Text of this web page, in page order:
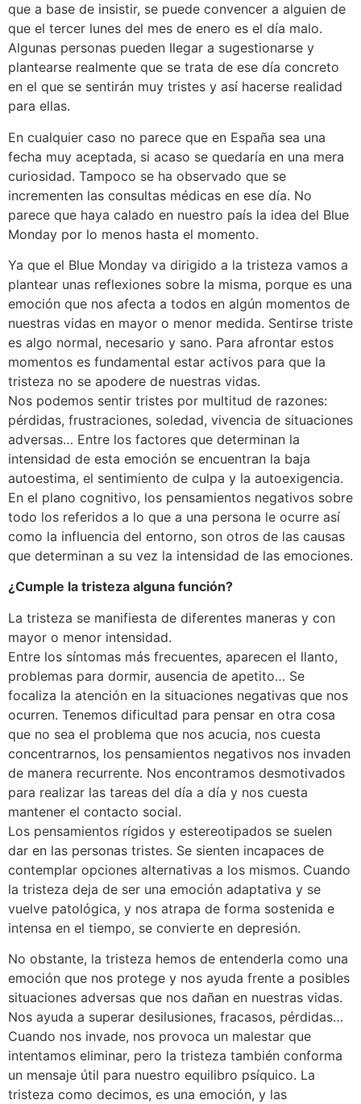
que a base de insistir, se puede convencer a alguien de
que el tercer lunes del mes de enero es el día malo.
Algunas personas pueden llegar a sugestionarse y
plantearse realmente que se trata de ese día concreto
en el que se sentirán muy tristes y así hacerse realidad
para ellas.
En cualquier caso no parece que en España sea una
fecha muy aceptada, si acaso se quedaría en una mera
curiosidad. Tampoco se ha observado que se
incrementen las consultas médicas en ese día. No
parece que haya calado en nuestro país la idea del Blue
Monday por lo menos hasta el momento.
Ya que el Blue Monday va dirigido a la tristeza vamos a
plantear unas reflexiones sobre la misma, porque es una
emoción que nos afecta a todos en algún momentos de
nuestras vidas en mayor o menor medida. Sentirse triste
es algo normal, necesario y sano. Para afrontar estos
momentos es fundamental estar activos para que la
tristeza no se apodere de nuestras vidas.
Nos podemos sentir tristes por multitud de razones:
pérdidas, frustraciones, soledad, vivencia de situaciones
adversas… Entre los factores que determinan la
intensidad de esta emoción se encuentran la baja
autoestima, el sentimiento de culpa y la autoexigencia.
En el plano cognitivo, los pensamientos negativos sobre
todo los referidos a lo que a una persona le ocurre así
como la influencia del entorno, son otros de las causas
que determinan a su vez la intensidad de las emociones.
¿Cumple la tristeza alguna función?
La tristeza se manifiesta de diferentes maneras y con
mayor o menor intensidad.
Entre los síntomas más frecuentes, aparecen el llanto,
problemas para dormir, ausencia de apetito… Se
focaliza la atención en la situaciones negativas que nos
ocurren. Tenemos dificultad para pensar en otra cosa
que no sea el problema que nos acucia, nos cuesta
concentrarnos, los pensamientos negativos nos invaden
de manera recurrente. Nos encontramos desmotivados
para realizar las tareas del día a día y nos cuesta
mantener el contacto social.
Los pensamientos rígidos y estereotipados se suelen
dar en las personas tristes. Se sienten incapaces de
contemplar opciones alternativas a los mismos. Cuando
la tristeza deja de ser una emoción adaptativa y se
vuelve patológica, y nos atrapa de forma sostenida e
intensa en el tiempo, se convierte en depresión.
No obstante, la tristeza hemos de entenderla como una
emoción que nos protege y nos ayuda frente a posibles
situaciones adversas que nos dañan en nuestras vidas.
Nos ayuda a superar desilusiones, fracasos, pérdidas…
Cuando nos invade, nos provoca un malestar que
intentamos eliminar, pero la tristeza también conforma
un mensaje útil para nuestro equilibro psíquico. La
tristeza como decimos, es una emoción, y las